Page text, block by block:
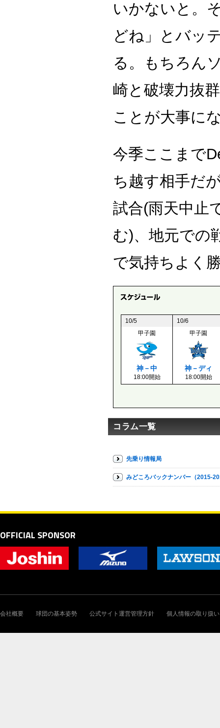
いかないと。
どね」とバッ
る。もちろん
崎と破壊力抜
ことが大事に
今季ここまで
ち越す相手だ
試合(雨天中止
む)、地元での
で気持ちよく
10/5
10/6
甲子園
神－中
18:00開始
甲子園
神－ディ
18:00開始
コラム一覧
先乗り情報局
みどころバックナンバー（2015-
OFFICIAL SPONSOR
会社概要 球団の基本姿勢 公式サイト運営管理方針 個人情報の取り扱い